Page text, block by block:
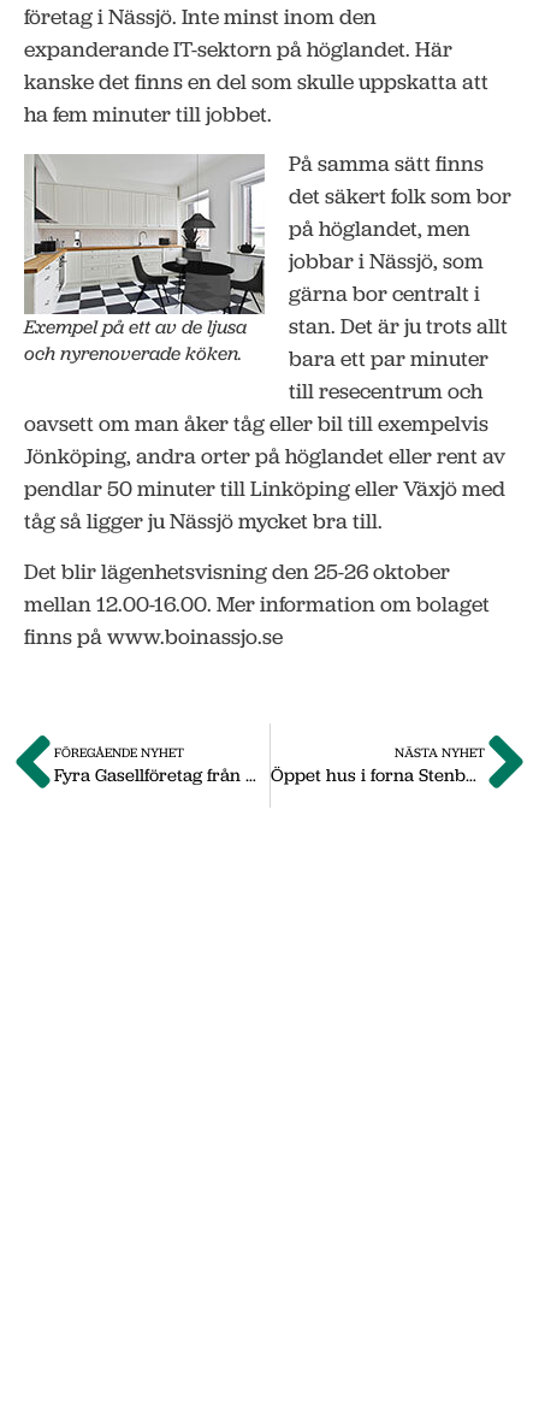
företag i Nässjö. Inte minst inom den
expanderande IT-sektorn på höglandet. Här
kanske det finns en del som skulle uppskatta att
ha fem minuter till jobbet.
Exempel på ett av de ljusa
och nyrenoverade köken.
På samma sätt finns
det säkert folk som bor
på höglandet, men
jobbar i Nässjö, som
gärna bor centralt i
stan. Det är ju trots allt
bara ett par minuter
till resecentrum och
oavsett om man åker tåg eller bil till exempelvis
Jönköping, andra orter på höglandet eller rent av
pendlar 50 minuter till Linköping eller Växjö med
tåg så ligger ju Nässjö mycket bra till.
Det blir lägenhetsvisning den 25-26 oktober
mellan 12.00-16.00. Mer information om bolaget
finns på www.boinassjo.se
FÖREGÅENDE NYHET
Fyra Gasellföretag från Nässjö
NÄSTA NYHET
Öppet hus i forna Stenbergsfastigheten